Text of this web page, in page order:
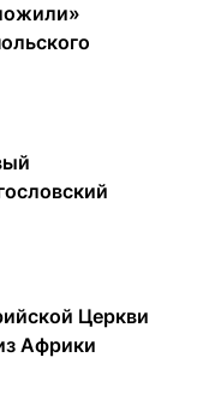
Церкви
Африки